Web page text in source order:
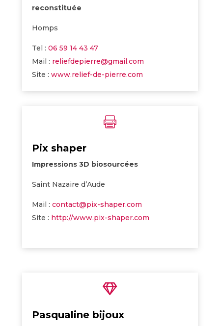
reconstituée
Homps
Tel : 06 59 14 43 47
Mail : reliefdepierre@gmail.com
Site : www.relief-de-pierre.com

Pix shaper
Impressions 3D biosourcées
Saint Nazaire d’Aude
Mail : contact@pix-shaper.com
Site : http://www.pix-shaper.com

Pasqualine bijoux